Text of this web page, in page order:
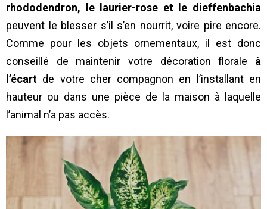
rhododendron, le laurier-rose et le dieffenbachia
peuvent le blesser s’il s’en nourrit, voire pire encore.
Comme pour les objets ornementaux, il est donc
conseillé de maintenir votre décoration florale à
l’écart de votre cher compagnon en l’installant en
hauteur ou dans une pièce de la maison à laquelle
l’animal n’a pas accès.